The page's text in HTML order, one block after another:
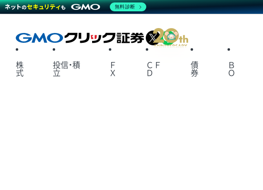
X
株
式
投信・積
立
Ｆ
Ｘ
ＣＦ
Ｄ
債
券
Ｂ
Ｏ
無料診断